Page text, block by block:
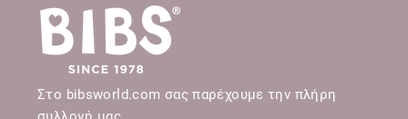
Στο bibsworld.com σας παρέχουμε την πλήρη